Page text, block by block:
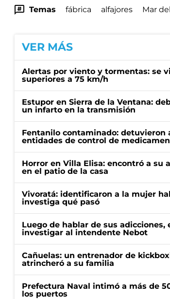
Temas fábrica alfajores Mar
VER MÁS
Alertas por viento y tormentas: se
superiores a 75 km/h
Estupor en Sierra de la Ventana:
un infarto en la transmisión
Fentanilo contaminado: detuvieron
entidades de control de
Horror en Villa Elisa: encontró a su
en el patio de la casa
Vivoratá: identificaron a la mujer
investiga qué pasó
Luego de hablar de sus adicciones,
investigar al intendente Nebot
Cañuelas: un entrenador de
atrincheró a su familia
Prefectura Naval intimó a más de
los puertos